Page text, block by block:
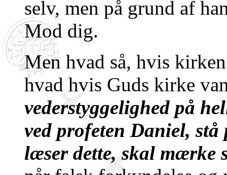
selv, men på grund af
Mod dig.
Men hvad så, hvis
hvad hvis Guds kirke
vederstyggelighed på
ved profeten Daniel,
læser dette, skal mærke